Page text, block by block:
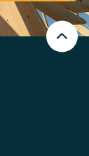
Nach
oben
Scrollen